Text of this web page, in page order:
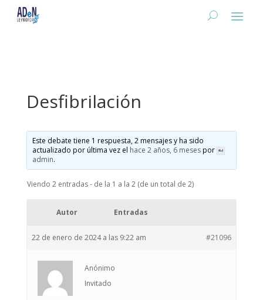
Desfibrilación
Este debate tiene 1 respuesta, 2 mensajes y ha sido
actualizado por última vez el hace 2 años, 6 mesespor
admin.
Viendo 2 entradas - de la 1 a la 2 (de un total de 2)
Autor Entradas
22 de enero de 2024 a las 9:22 am #21096
Anónimo
Invitado